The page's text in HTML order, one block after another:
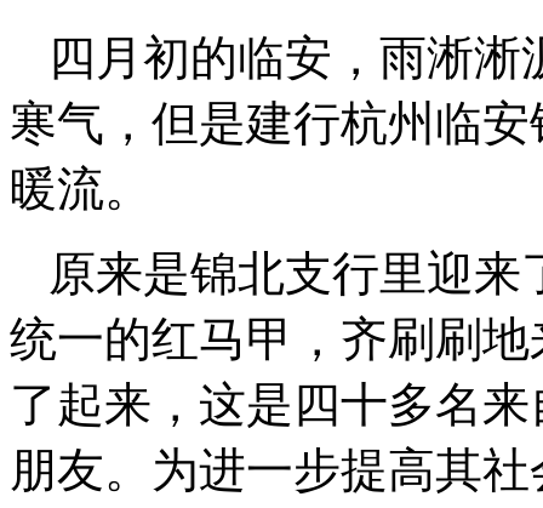
四月初的临安，雨淅
寒气，但是建行杭州临
暖流。
原来是锦北支行里迎来
统一的红马甲，齐刷刷
了起来，这是四十多名
朋友。为进一步提高其